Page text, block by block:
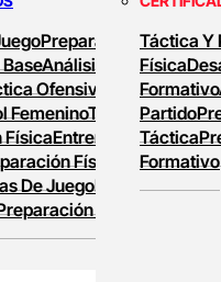
Preparación
Análisis Y
Ofensiva
Diseño De
FemeninoTareas De
FísicaEntrenamiento De
Física En Fútbol
De JuegoEntrenamiento
Física Y Táctica
Táctica Y
Física
Formativo
Partido
Táctica
Formativo